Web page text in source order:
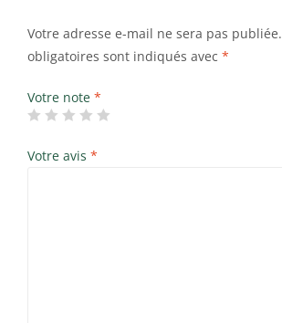
Votre adresse e-mail ne sera pas publiée.
obligatoires sont indiqués avec *
Votre note *
Votre avis *